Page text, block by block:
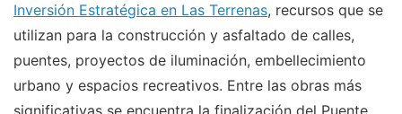
Inversión Estratégica en Las Terrenas, recursos que se
utilizan para la construcción y asfaltado de calles,
puentes, proyectos de iluminación, embellecimiento
urbano y espacios recreativos. Entre las obras más
significativas se encuentra la finalización del Puente